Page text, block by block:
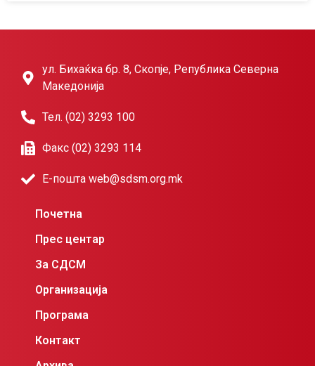
ул. Бихаќка бр. 8, Скопје, Република Северна
Македонија
Тел. (02) 3293 100
Факс (02) 3293 114
Е-пошта web@sdsm.org.mk
Почетна
Прес центар
За СДСМ
Организација
Програма
Контакт